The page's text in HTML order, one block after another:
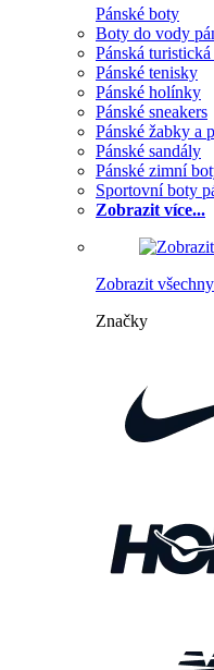
Pánské boty
Boty do vody
Pánská
Pánské tenisky
Pánské holínky
Pánské sneakers
Pánské žabky a
Pánské sandály
Pánské zimní
Sportovní boty
Zobrazit více...
Zobrazit
Značky